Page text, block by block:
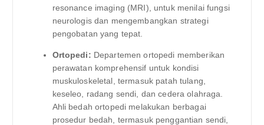
resonance imaging (MRI), untuk menilai fungsi
neurologis dan mengembangkan strategi
pengobatan yang tepat.
Ortopedi: Departemen ortopedi memberikan
perawatan komprehensif untuk kondisi
muskuloskeletal, termasuk patah tulang,
keseleo, radang sendi, dan cedera olahraga.
Ahli bedah ortopedi melakukan berbagai
prosedur bedah, termasuk penggantian sendi,